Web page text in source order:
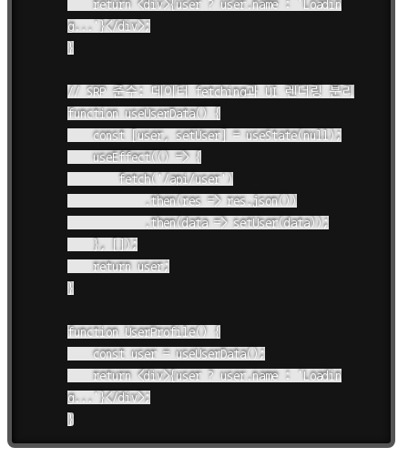
g...'}</div>;
}
// SRP 준수: 데이터 fetching과 UI 렌더링 분리
function useUserData() {
}
function UserProfile() {
g...'}</div>;
}